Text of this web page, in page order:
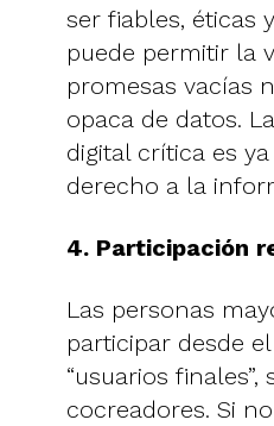
ser fiables, éticas
puede permitir la
promesas vacías
opaca de datos.
digital crítica es
derecho a la
4. Participación
Las personas
participar desde
“usuarios finales”,
cocreadores. Si